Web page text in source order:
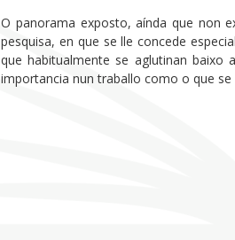
O panorama exposto, aínda que non
pesquisa, en que se lle concede
que habitualmente se aglutinan baixo
importancia nun traballo como o que